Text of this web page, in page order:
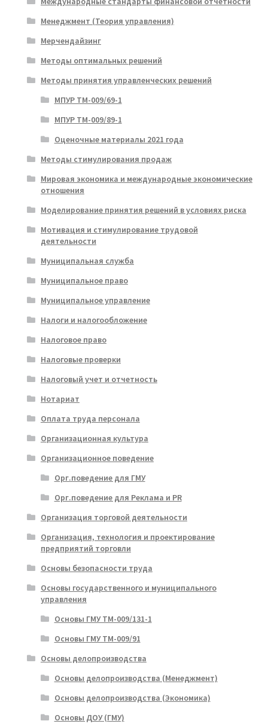
Менеджмент (Теория управления)
Мерчендайзинг
Методы оптимальных решений
Методы принятия управленческих решений
МПУР ТМ-009/69-1
МПУР ТМ-009/89-1
Оценочные материалы 2021 года
Методы стимулирования продаж
Мировая экономика и международные экономические
отношения
Моделирование принятия решений в условиях риска
Мотивация и стимулирование трудовой
деятельности
Муниципальная служба
Муниципальное право
Муниципальное управление
Налоги и налогообложение
Налоговое право
Налоговые проверки
Налоговый учет и отчетность
Нотариат
Оплата труда персонала
Организационная культура
Организационное поведение
Орг.поведение для ГМУ
Орг.поведение для Реклама и PR
Организация торговой деятельности
Организация, технология и проектирование
предприятий торговли
Основы безопасности труда
Основы государственного и муниципального
управления
Основы ГМУ ТМ-009/131-1
Основы ГМУ ТМ-009/91
Основы делопроизводства
Основы делопроизводства (Менеджмент)
Основы делопроизводства (Экономика)
Основы ДОУ (ГМУ)